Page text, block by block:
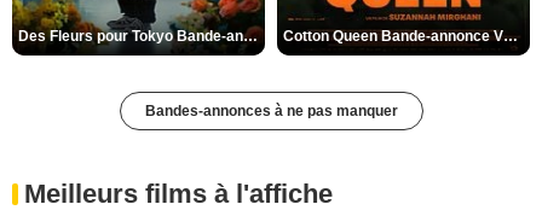
Des Fleurs pour Tokyo Bande-annonce VO STFR Cotton Queen Bande-annonce VO STFR
Bandes-annonces à ne pas manquer
Meilleurs films à l'affiche